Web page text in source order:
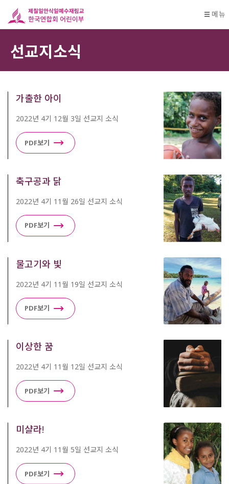
메뉴
선교지소식
가출한 아이
2022년 4기 12월 3일 선교지 소식
PDF보기
축구공과 닭
2022년 4기 11월 26일 선교지 소식
PDF보기
물고기와 빛
2022년 4기 11월 19일 선교지 소식
PDF보기
이상한 꿈
2022년 4기 11월 12일 선교지 소식
PDF보기
미샬라!
2022년 4기 11월 5일 선교지 소식
PDF보기